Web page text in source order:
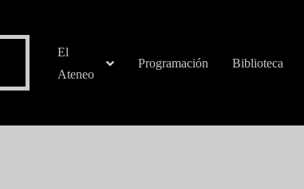
El
Ateneo
Programación Biblioteca